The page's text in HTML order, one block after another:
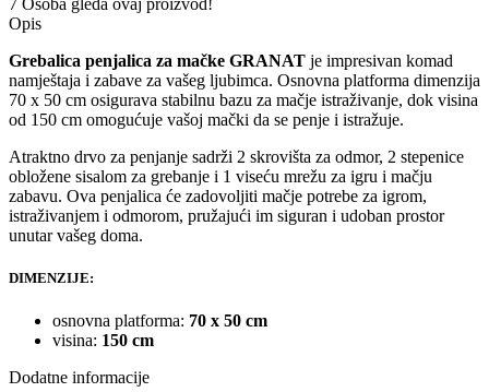
7 Osoba gleda ovaj proizvod!
Opis
Grebalica penjalica za mačke GRANAT je impresivan komad
namještaja i zabave za vašeg ljubimca. Osnovna platforma dimenzija
70 x 50 cm osigurava stabilnu bazu za mačje istraživanje, dok visina
od 150 cm omogućuje vašoj mački da se penje i istražuje.
Atraktno drvo za penjanje sadrži 2 skrovišta za odmor, 2 stepenice
obložene sisalom za grebanje i 1 viseću mrežu za igru i mačju
zabavu. Ova penjalica će zadovoljiti mačje potrebe za igrom,
istraživanjem i odmorom, pružajući im siguran i udoban prostor
unutar vašeg doma.
DIMENZIJE:
osnovna platforma: 70 x 50 cm
visina: 150 cm
Dodatne informacije